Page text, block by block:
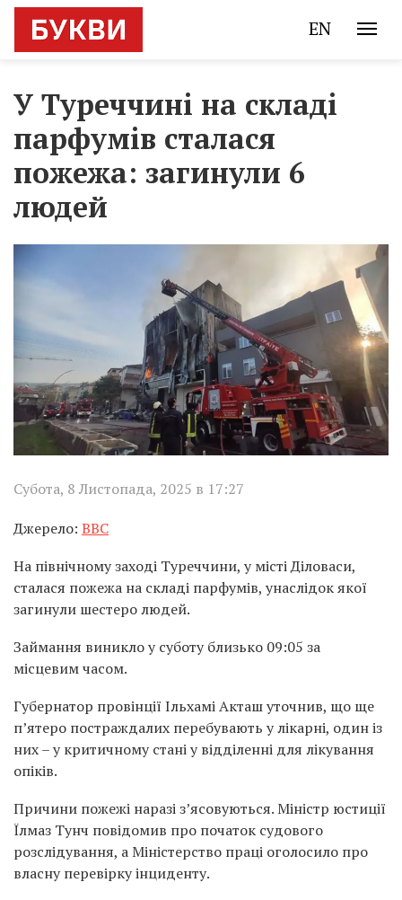
EN
У Туреччині на складі
парфумів сталася
пожежа: загинули 6
людей
Субота, 8 Листопада, 2025 в 17:27
Джерело: BBC
На північному заході Туреччини, у місті Діловаси,
сталася пожежа на складі парфумів, унаслідок якої
загинули шестеро людей.
Займання виникло у суботу близько 09:05 за
місцевим часом.
Губернатор провінції Ільхамі Акташ уточнив, що ще
п’ятеро постраждалих перебувають у лікарні, один із
них – у критичному стані у відділенні для лікування
опіків.
Причини пожежі наразі з’ясовуються. Міністр юстиції
Їлмаз Тунч повідомив про початок судового
розслідування, а Міністерство праці оголосило про
власну перевірку інциденту.